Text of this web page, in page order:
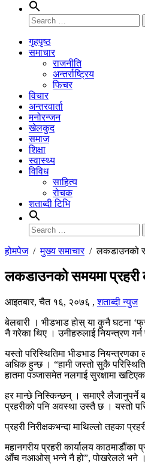
Search
for:
गृहपृष्ठ
समाचार
राजनीति
अन्तर्राष्ट्रिय
फिचर
विचार
अन्तरवार्ता
मनोरन्जन
खेलकुद
समाज
शिक्षा
स्वास्थ्य
विविध
साहित्य
रोचक
शताब्दी टिभि
Search
for:
होमपेज/मुख्य समाचार/लकडाउनको
लकडाउनको समयमा प्रहरी
आइतबार, चैत १६, २०७६ ,शताब्दी न्युज
बेलबारी । भीडभाड होस् या कुनै घटना
नै गरेका थिए । उनीहरुलाई नियन्त्रण गर्न
यस्तो परिस्थितिमा भीडभाड नियन्त्रणका
अधिक हुन्छ । “हामी जस्तो सुकै
हातमा पञ्जासमेत नलगाई सुरक्षामा
हर मान्छे निस्किन्छन् । समाएरै लैजानुपर्ने
प्रहरीको पनि अवस्था उस्तै छ । यस्तो
प्रहरी निरीक्षकभन्दा माथिल्लो तहका
महानगरीय प्रहरी कार्यालय
आँच नआओस् भन्ने नै हो”, पोखरेलले भने ।